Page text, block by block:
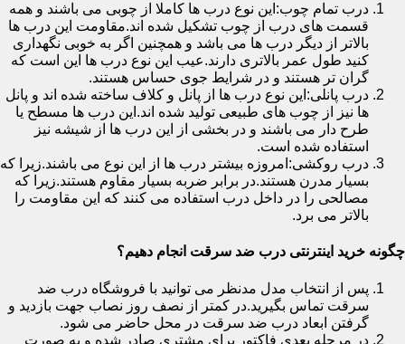
درب تمام چوب:این نوع درب ها کاملا از چوبی می باشند و همه
قسمت های درب از چوب تشکیل شده اند.مقاومت این درب ها
بالاتر از دیگر درب ها می باشد و همچنین اگر به خوبی نگهداری
کنید طول عمر بالاتری دارند.عیب این نوع درب ها این است که
گران تر هستند و در شرایط جوی حساس هستند.
درب پانلی:این نوع درب ها از پانل و کلاف ساخته شده اند و پانل
ها نیز از چوب های طبیعی تولید شده اند.این درب ها مسطح یا
طرح دار می باشند و در بخشی از این درب ها از شیشه نیز
استفاده شده است.
درب روکشی:امروزه بیشتر درب ها از این نوع می باشند.زیرا که
بسیار مدرن هستند.در برابر ضربه بسیار مقاوم هستند.زیرا که
مصالحی را در داخل درب استفاده می کنند که این مقاومت را
بالاتر می برد.
چگونه خرید اینترنتی درب ضد سرقت انجام دهیم؟
پس از انتخاب مدل مدنظر می توانید با فروشگاه درب ضد
سرقت تماس بگیرید.در کمتر از نصف روز نصاب جهت بازدید و
گرفتن ابعاد درب ضد سرقت در محل حاضر می شود.
در مرحله بعدی فاکتور برای مشتری صادر شده و به صورت